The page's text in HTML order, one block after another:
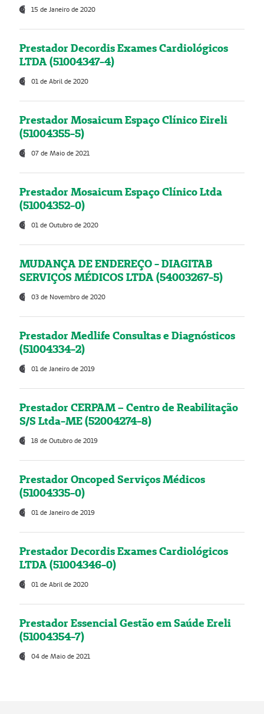
15 de Janeiro de 2020
Prestador Decordis Exames Cardiológicos
LTDA (51004347-4)
01 de Abril de 2020
Prestador Mosaicum Espaço Clínico Eireli
(51004355-5)
07 de Maio de 2021
Prestador Mosaicum Espaço Clínico Ltda
(51004352-0)
01 de Outubro de 2020
MUDANÇA DE ENDEREÇO - DIAGITAB
SERVIÇOS MÉDICOS LTDA (54003267-5)
03 de Novembro de 2020
Prestador Medlife Consultas e Diagnósticos
(51004334-2)
01 de Janeiro de 2019
Prestador CERPAM – Centro de Reabilitação
S/S Ltda-ME (52004274-8)
18 de Outubro de 2019
Prestador Oncoped Serviços Médicos
(51004335-0)
01 de Janeiro de 2019
Prestador Decordis Exames Cardiológicos
LTDA (51004346-0)
01 de Abril de 2020
Prestador Essencial Gestão em Saúde Ereli
(51004354-7)
04 de Maio de 2021